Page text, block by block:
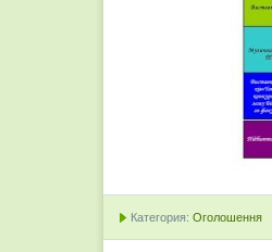
Категория: Оголошення